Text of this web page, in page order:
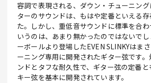
容詞で表現される、ダウン・チューニン
ターのサウンドは、もはや定番といえる
た。しかし、重低音サウンドに標準を合
いうのは、あまり無かったのではないで
ーボールより登場したEVEN SLINKYはま
ーニング専用に開発されたギター弦です
ンドとタフな耐久性で、ギター弦の定番
キー弦を基本に開発されています。